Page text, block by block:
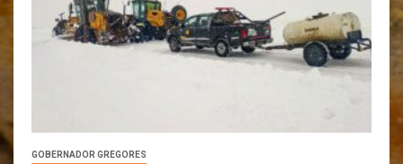
GOBERNADOR GREGORES